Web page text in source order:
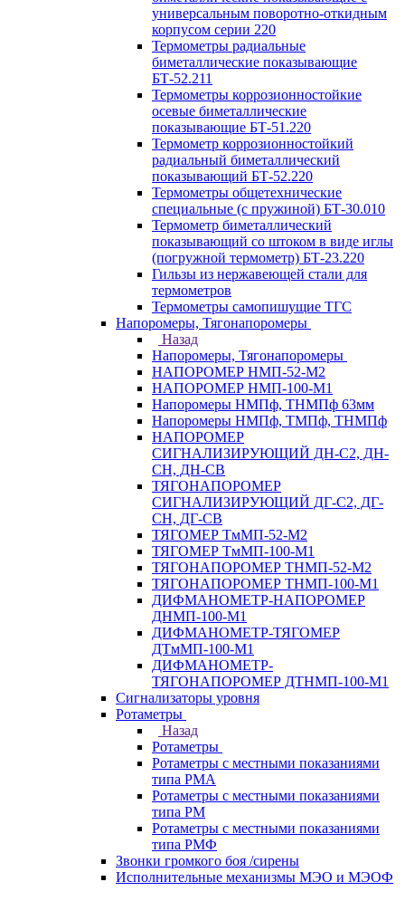
универсальным поворотно-откидным
корпусом серии 220
Термометры радиальные
биметаллические показывающие
БТ-52.211
Термометры коррозионностойкие
осевые биметаллические
показывающие БТ-51.220
Термометр коррозионностойкий
радиальный биметаллический
показывающий БТ-52.220
Термометры общетехнические
специальные (с пружиной) БТ-30.010
Термометр биметаллический
показывающий со штоком в виде иглы
(погружной термометр) БТ-23.220
Гильзы из нержавеющей стали для
термометров
Термометры самопишущие ТГС
Напоромеры, Тягонапоромеры
Назад
Напоромеры, Тягонапоромеры
НАПОРОМЕР НМП-52-М2
НАПОРОМЕР НМП-100-М1
Напоромеры НМПф, ТНМПф 63мм
Напоромеры НМПф, ТМПф, ТНМПф
НАПОРОМЕР
СИГНАЛИЗИРУЮЩИЙ ДН-С2, ДН-
СН, ДН-СВ
ТЯГОНАПОРОМЕР
СИГНАЛИЗИРУЮЩИЙ ДГ-С2, ДГ-
СН, ДГ-СВ
ТЯГОМЕР ТмМП-52-М2
ТЯГОМЕР ТмМП-100-М1
ТЯГОНАПОРОМЕР ТНМП-52-М2
ТЯГОНАПОРОМЕР ТНМП-100-М1
ДИФМАНОМЕТР-НАПОРОМЕР
ДНМП-100-М1
ДИФМАНОМЕТР-ТЯГОМЕР
ДТмМП-100-М1
ДИФМАНОМЕТР-
ТЯГОНАПОРОМЕР ДТНМП-100-М1
Сигнализаторы уровня
Ротаметры
Назад
Ротаметры
Ротаметры с местными показаниями
типа РМА
Ротаметры с местными показаниями
типа РМ
Ротаметры с местными показаниями
типа РМФ
Звонки громкого боя /сирены
Исполнительные механизмы МЭО и МЭОФ